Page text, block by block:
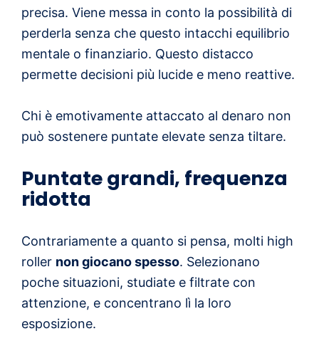
precisa. Viene messa in conto la possibilità di
perderla senza che questo intacchi equilibrio
mentale o finanziario. Questo distacco
permette decisioni più lucide e meno reattive.
Chi è emotivamente attaccato al denaro non
può sostenere puntate elevate senza tiltare.
Puntate grandi, frequenza
ridotta
Contrariamente a quanto si pensa, molti high
roller non giocano spesso. Selezionano
poche situazioni, studiate e filtrate con
attenzione, e concentrano lì la loro
esposizione.